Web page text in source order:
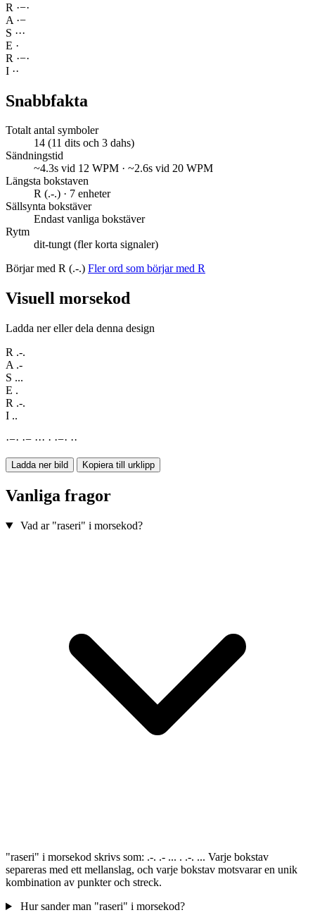
R ·−·
A ·−
S ···
E ·
R ·−·
I ··
Snabbfakta
Totalt antal symboler
14 (11 dits och 3 dahs)
Sändningstid
~4.3s vid 12 WPM · ~2.6s vid 20 WPM
Längsta bokstaven
R (.-.) · 7 enheter
Sällsynta bokstäver
Endast vanliga bokstäver
Rytm
dit-tungt (fler korta signaler)
Börjar med R (.-.) Fler ord som börjar med R
Visuell morsekod
Ladda ner eller dela denna design
R .-.
A .-
S ...
E .
R .-.
I ..
·−· ·− ··· · ·−· ··
Ladda ner bild Kopiera till urklipp
Vanliga fragor
Vad ar "raseri" i morsekod?
"raseri" i morsekod skrivs som: .-. .- ... . .-. ... Varje bokstav
separeras med ett mellanslag, och varje bokstav motsvarar en unik
kombination av punkter och streck.
Hur sander man "raseri" i morsekod?